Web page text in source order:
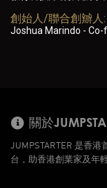
創始人/聯合創辧人:
Joshua Marindo - Co-
關於
JUMPSTARTER 是香
台，助香港創業家及年